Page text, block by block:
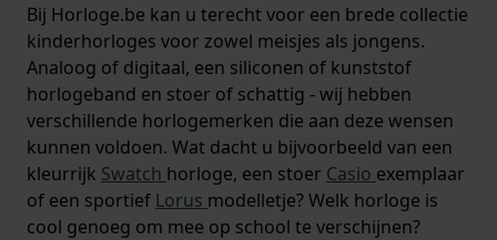
Bij Horloge.be kan u terecht voor een brede collectie
kinderhorloges voor zowel meisjes als jongens.
Analoog of digitaal, een siliconen of kunststof
horlogeband en stoer of schattig - wij hebben
verschillende horlogemerken die aan deze wensen
kunnen voldoen. Wat dacht u bijvoorbeeld van een
kleurrijk Swatch horloge, een stoer Casio exemplaar
of een sportief Lorus modelletje? Welk horloge is
cool genoeg om mee op school te verschijnen?